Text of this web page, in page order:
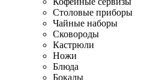
Столовые приборы
Чайные наборы
Сковороды
Кастрюли
Ножи
Блюда
Бокалы